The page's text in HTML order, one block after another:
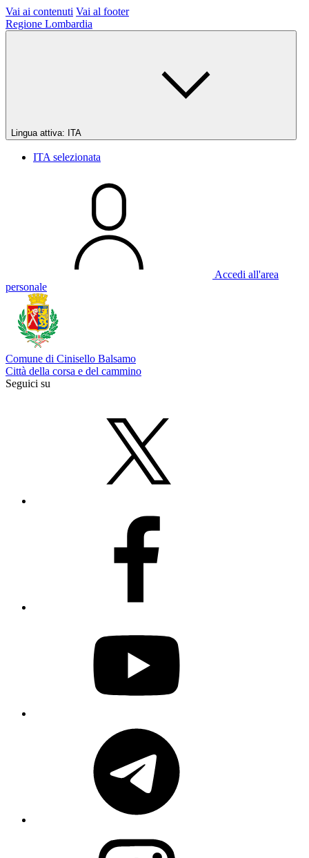
Vai ai contenuti Vai al footer
Regione Lombardia
Lingua attiva: ITA
ITA selezionata
Accedi all'area
personale
Comune di Cinisello Balsamo
Città della corsa e del cammino
Seguici su